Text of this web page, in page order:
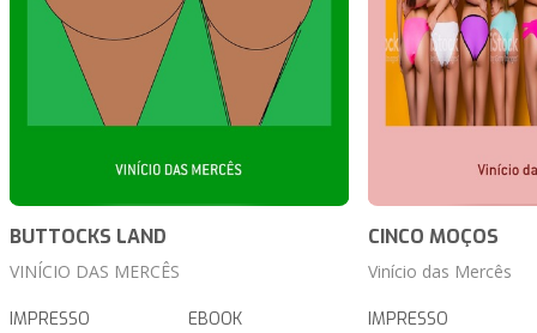
BUTTOCKS LAND
VINÍCIO DAS MERCÊS
IMPRESSO EBOOK
CINCO MOÇOS
Vinício das Mercês
IMPRESSO